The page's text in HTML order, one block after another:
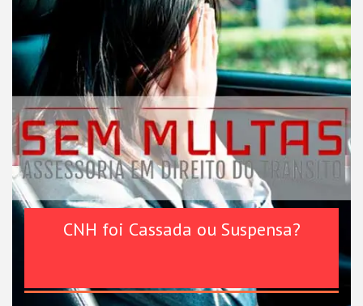
CNH foi Cassada ou Suspensa?